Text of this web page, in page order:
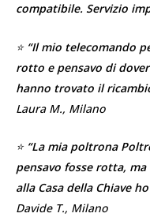
compatibile. Servizio
⭐ “Il mio telecomando
rotto e pensavo di
hanno trovato il
Laura M., Milano
⭐ “La mia poltrona
pensavo fosse rotta,
alla Casa della Chiave
Davide T., Milano